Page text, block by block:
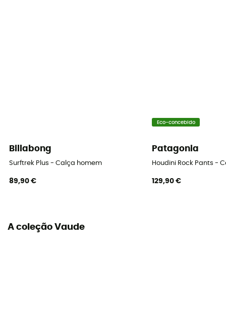
Comprimento
Duração das saídas
Billabong
Surftrek Plus - Calça homem
89,90 €
Eco-concebido
Patagonia
Houdini Rock Pants -
129,90 €
A coleção Vaude